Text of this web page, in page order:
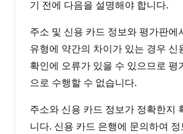
기 전에 다음을 설명해야 합니다.
주소 및 신용 카드 정보와 평가판에
유형에 약간의 차이가 있는 경우 신
확인에 오류가 있을 수 있으므로 평
으로 수행할 수 없습니다.
주소와 신용 카드 정보가 정확한지
니다. 신용 카드 은행에 문의하여